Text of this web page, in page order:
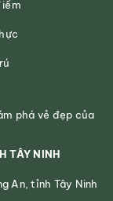
phá vẻ đẹp của
TÂY NINH
An, tỉnh Tây Ninh